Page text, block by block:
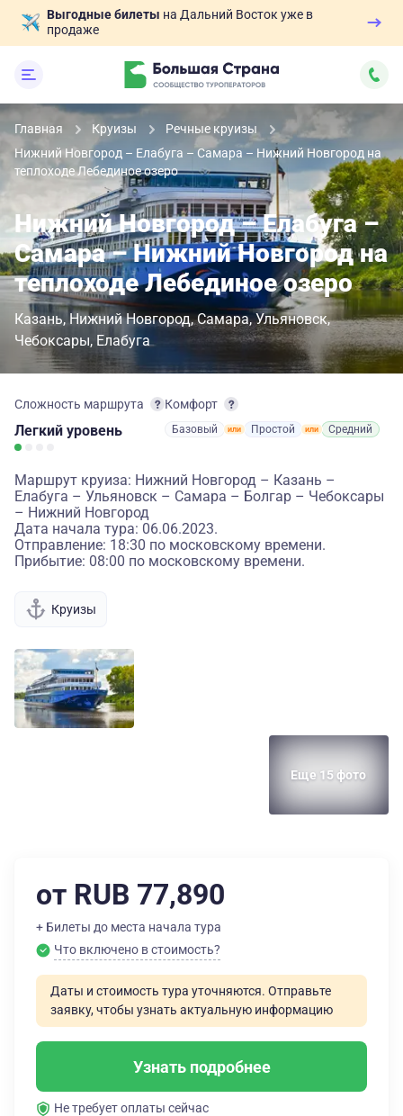
Выгодные билеты на Дальний Восток уже в
продаже
Главная Круизы
Речные круизы
Нижний Новгород – Елабуга – Самара – Нижний Новгород на
теплоходе Лебединое озеро
Нижний Новгород – Елабуга –
Самара – Нижний Новгород на
теплоходе Лебединое озеро
Казань Нижний Новгород Самара Ульяновск
Чебоксары Елабуга
Сложность маршрута
Легкий уровень
Комфорт
Базовый Простой Средний
Маршрут круиза: Нижний Новгород – Казань –
Елабуга – Ульяновск – Самара – Болгар – Чебоксары
– Нижний Новгород
Дата начала тура: 06.06.2023.
Отправление: 18:30 по московскому времени.
Прибытие: 08:00 по московскому времени.
Круизы
Еще 15 фото
от RUB 77,890
+ Билеты до места начала тура
Что включено в стоимость?
Даты и стоимость тура уточняются. Отправьте
заявку, чтобы узнать актуальную информацию
Узнать подробнее
Не требует оплаты сейчас